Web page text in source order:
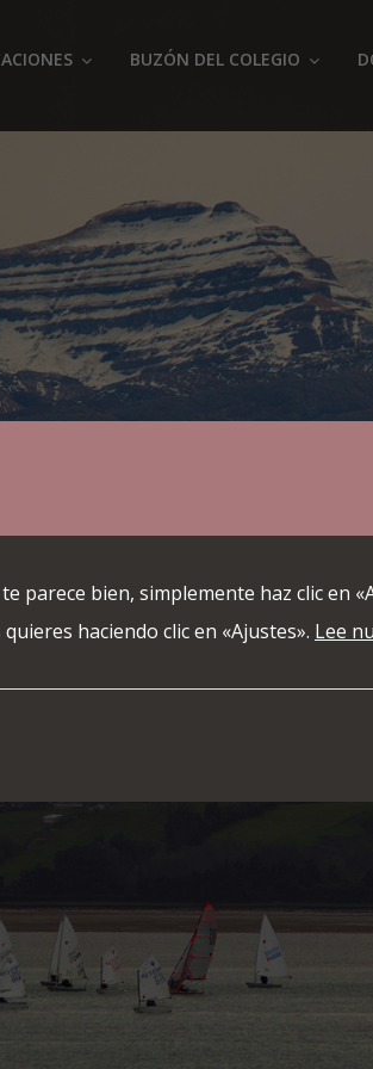
BUZÓN DEL COLEGIO
de Protésicos
parece bien, simplemente haz clic en
haciendo clic en «Ajustes». Lee